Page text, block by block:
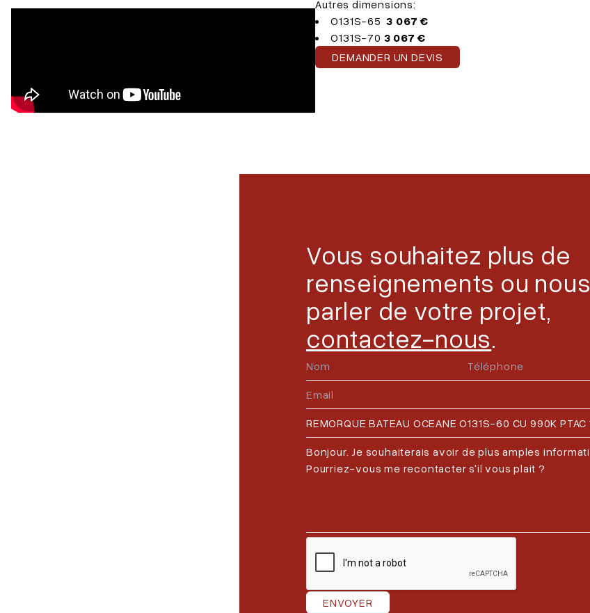
Autres dimensions:
O131S-653 067 €
O131S-70 3 067 €
DEMANDER UN DEVIS
Vous souhaitez plus de
renseignements ou nous
parler de votre projet,
contactez-nous.